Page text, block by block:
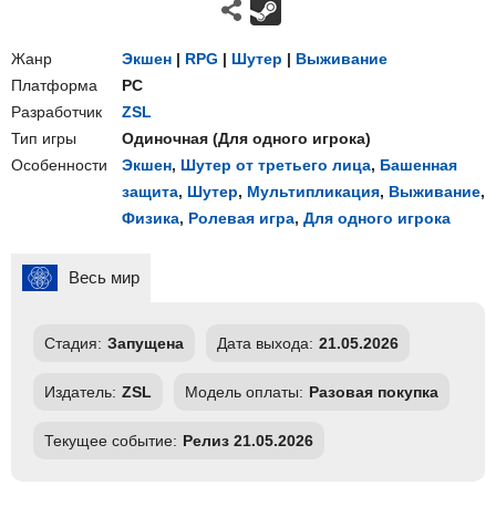
Жанр Экшен | RPG | Шутер | Выживание
Платформа
PC
Разработчик
ZSL
Тип игры
Одиночная (Для одного игрока)
Особенности
Экшен, Шутер от третьего лица, Башенная
защита, Шутер, Мультипликация, Выживание,
Физика, Ролевая игра, Для одного игрока
Весь мир
Стадия: Запущена Дата выхода: 21.05.2026
Издатель: ZSL Модель оплаты: Разовая покупка
Текущее событие: Релиз 21.05.2026